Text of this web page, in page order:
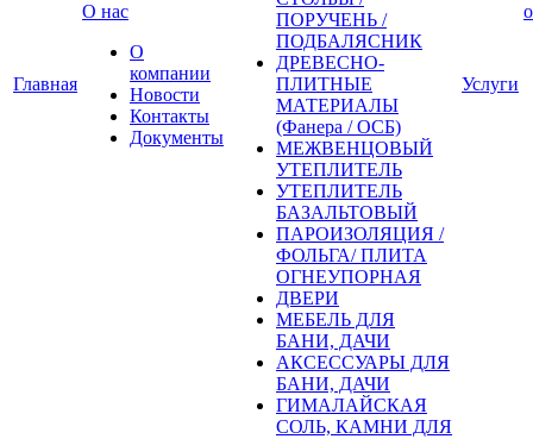
Главная
О нас
О
компании
Новости
Контакты
Документы
ПОРУЧЕНЬ /
ПОДБАЛЯСНИК
ДРЕВЕСНО-
ПЛИТНЫЕ
МАТЕРИАЛЫ
(Фанера / ОСБ)
МЕЖВЕНЦОВЫЙ
УТЕПЛИТЕЛЬ
УТЕПЛИТЕЛЬ
БАЗАЛЬТОВЫЙ
ПАРОИЗОЛЯЦИЯ /
ФОЛЬГА/ ПЛИТА
ОГНЕУПОРНАЯ
ДВЕРИ
МЕБЕЛЬ ДЛЯ
БАНИ, ДАЧИ
АКСЕССУАРЫ ДЛЯ
БАНИ, ДАЧИ
ГИМАЛАЙСКАЯ
СОЛЬ, КАМНИ ДЛЯ
Услуги